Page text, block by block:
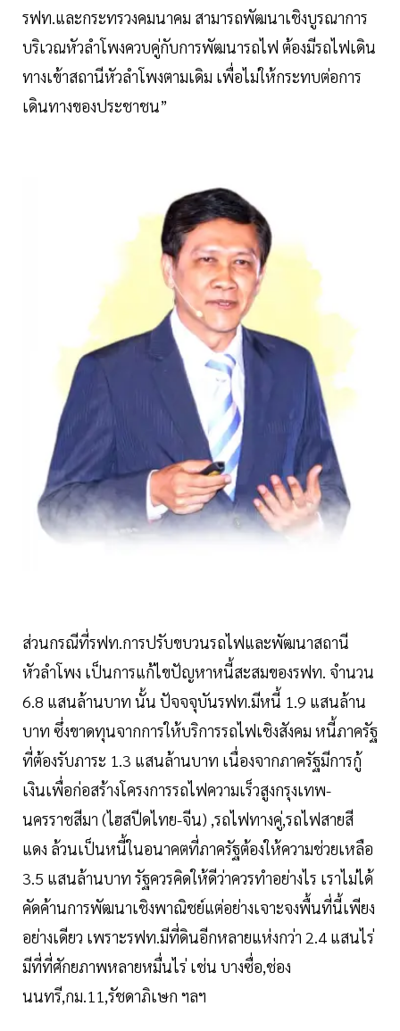
รฟท.และกระทรวงคมนาคม สามารถพัฒนาเชิงบูรณาการ
บริเวณหัวลำโพงควบคู่กับการพัฒนารถไฟ ต้องมีรถไฟเดิน
ทางเข้าสถานีหัวลำโพงตามเดิม เพื่อไม่ให้กระทบต่อการ
เดินทางของประชาชน”
ส่วนกรณีที่รฟท.การปรับขบวนรถไฟและพัฒนาสถานี
หัวลำโพง เป็นการแก้ไขปัญหาหนี้สะสมของรฟท. จำนวน
6.8 แสนล้านบาท นั้น ปัจจจุบันรฟท.มีหนี้ 1.9 แสนล้าน
บาท ซึ่งขาดทุนจากการให้บริการรถไฟเชิงสังคม หนี้ภาครัฐ
ที่ต้องรับภาระ 1.3 แสนล้านบาท เนื่องจากภาครัฐมีการกู้
เงินเพื่อก่อสร้างโครงการรถไฟความเร็วสูงกรุงเทพ-
นครราชสีมา (ไฮสปีดไทย-จีน) ,รถไฟทางคู่,รถไฟสายสี
แดง ล้วนเป็นหนี้ในอนาคตที่ภาครัฐต้องให้ความช่วยเหลือ
3.5 แสนล้านบาท รัฐควรคิดให้ดีว่าควรทำอย่างไร เราไม่ได้
คัดค้านการพัฒนาเชิงพาณิชย์แต่อย่างเจาะจงพื้นที่นี้เพียง
อย่างเดียว เพราะรฟท.มีที่ดินอีกหลายแห่งกว่า 2.4 แสนไร่
มีที่ที่ศักยภาพหลายหมื่นไร่ เช่น บางซื่อ,ช่อง
นนทรี,กม.11,รัชดาภิเษก ฯลฯ